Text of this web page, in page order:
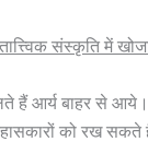
संस्कृति में
हैं आर्य बाहर से
को रख सकते